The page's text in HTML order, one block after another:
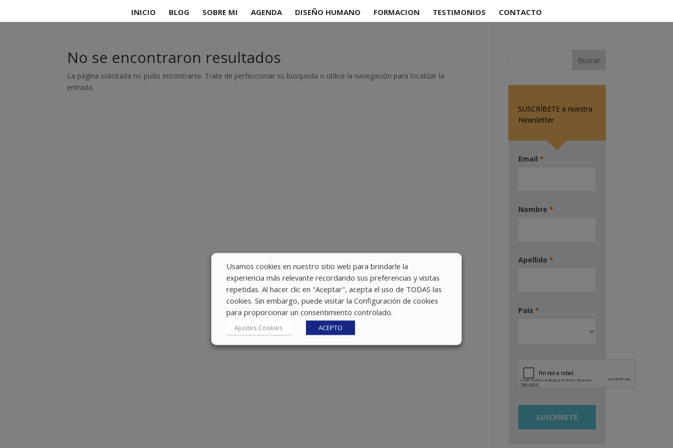
INICIO BLOG SOBRE MI AGENDA DISEÑO HUMANO FORMACION TESTIMONIOS CONTACTO
No se encontraron resultados
La página solicitada no pudo encontrarse. Trate de perfeccionar su búsqueda o utilice la navegación para localizar la
entrada.
SUSCRÍBETE a nuestra
Newsletter
Email*
Nombre*
Apellido*
Pais*
Usamos cookies en nuestro sitio web para brindarle la
experiencia más relevante recordando sus preferencias y visitas
repetidas. Al hacer clic en "Aceptar", acepta el uso de TODAS las
cookies. Sin embargo, puede visitar la Configuración de cookies
para proporcionar un consentimiento controlado.
Ajustes Cookies ACEPTO